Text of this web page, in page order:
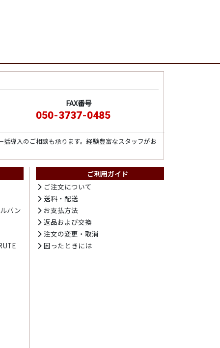
FAX番号
050-3737-0485
導入のご相談も承ります。経験豊富なスタッフがお
パン
ご利用ガイド
ご注文について
送料・配送
お支払方法
返品および交換
注文の変更・取消
困ったときには